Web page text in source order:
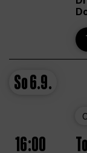
So6.9.
16:00